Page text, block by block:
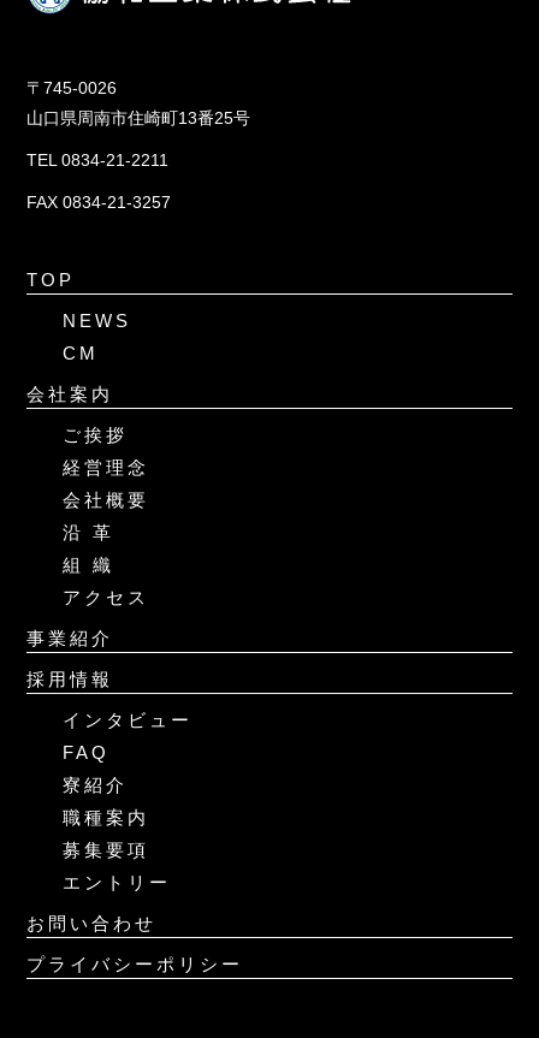
〒745-0026
山口県周南市住崎町13番25号
TEL 0834-21-2211
FAX 0834-21-3257
TOP
NEWS
CM
会社案内
ご挨拶
経営理念
会社概要
沿 革
組 織
アクセス
事業紹介
採用情報
インタビュー
FAQ
寮紹介
職種案内
募集要項
エントリー
お問い合わせ
プライバシーポリシー